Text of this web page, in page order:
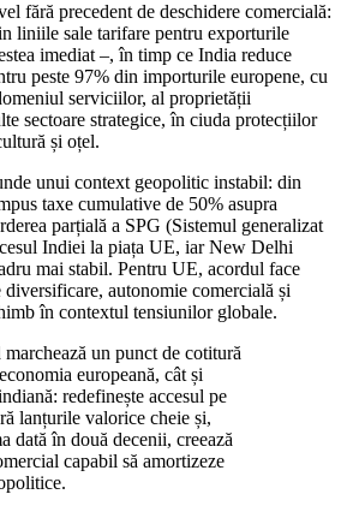
fără precedent de deschidere comercială:
liniile sale tarifare pentru exporturile
imediat –, în timp ce India reduce
peste 97% din importurile europene, cu
serviciilor, al proprietății
sectoare strategice, în ciuda protecțiilor
și oțel.
unui context geopolitic instabil: din
taxe cumulative de 50% asupra
parțială a SPG (Sistemul generalizat
Indiei la piața UE, iar New Delhi
mai stabil. Pentru UE, acordul face
diversificare, autonomie comercială și
în contextul tensiunilor globale.
marchează un punct de cotitură
europeană, cât și
redefinește accesul pe
lanțurile valorice cheie și,
dată în două decenii, creează
capabil să amortizeze